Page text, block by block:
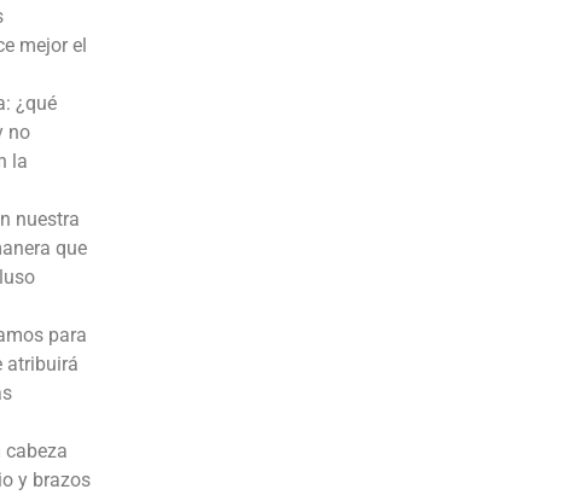
mejor el
¿qué
no
la
nuestra
que
para
atribuirá
y brazos